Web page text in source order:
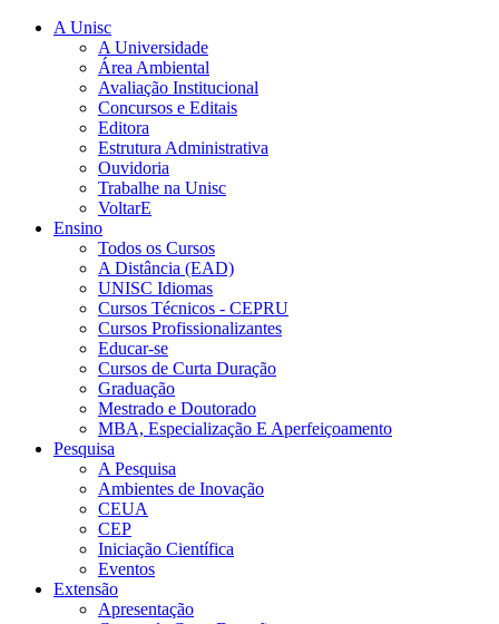
A Unisc
A Universidade
Área Ambiental
Avaliação Institucional
Concursos e Editais
Editora
Estrutura Administrativa
Ouvidoria
Trabalhe na Unisc
VoltarE
Ensino
Todos os Cursos
A Distância (EAD)
UNISC Idiomas
Cursos Técnicos - CEPRU
Cursos Profissionalizantes
Educar-se
Cursos de Curta Duração
Graduação
Mestrado e Doutorado
MBA, Especialização E Aperfeiçoamento
Pesquisa
A Pesquisa
Ambientes de Inovação
CEUA
CEP
Iniciação Científica
Eventos
Extensão
Apresentação